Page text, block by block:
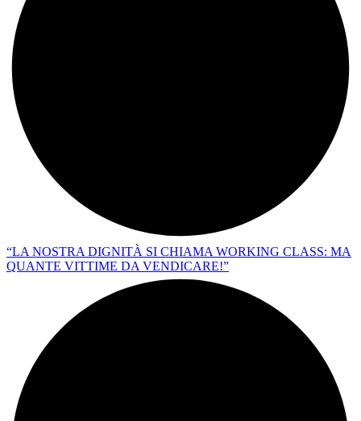
“LA NOSTRA DIGNITÀ SI CHIAMA WORKING CLASS: MA
QUANTE VITTIME DA VENDICARE!”